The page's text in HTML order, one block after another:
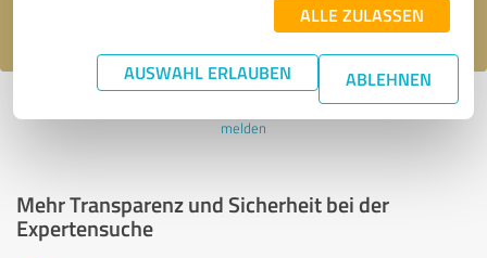
ALLE ZULASSEN
AUSWAHL ERLAUBEN ABLEHNEN
Datenschutzbestimmungen zu.
Letzte Aktualisierung: 11.04.2024|Profil
melden
Mehr Transparenz und Sicherheit bei der
Expertensuche